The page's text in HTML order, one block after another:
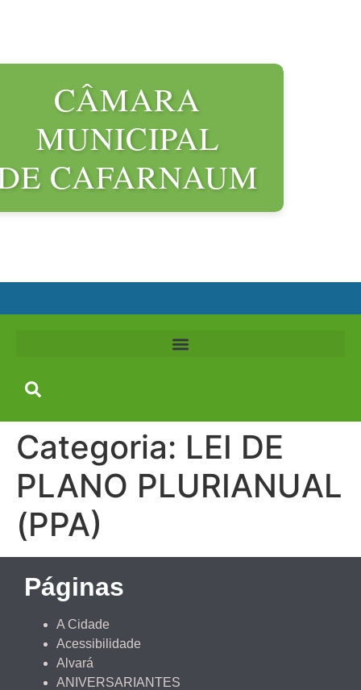
CÂMARA
MUNICIPAL
CAFARNAUM
Categoria: LEI DE
PLANO PLURIANUAL
(PPA)
Páginas
A Cidade
Acessibilidade
Alvará
ANIVERSARIANTES